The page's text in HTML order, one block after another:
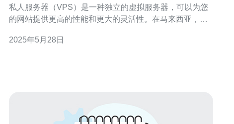
私人服务器（VPS）是一种独立的虚拟服务器，可以为您
的网站提供更高的性能和更大的灵活性。在马来西亚，
一试。本文将介绍动态马来西亚VPS，并探讨为什么它是
2025年5月28日